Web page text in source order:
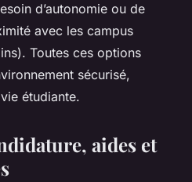
d’autonomie ou de
avec les campus
Toutes ces options
sécurisé,
étudiante.
aides et